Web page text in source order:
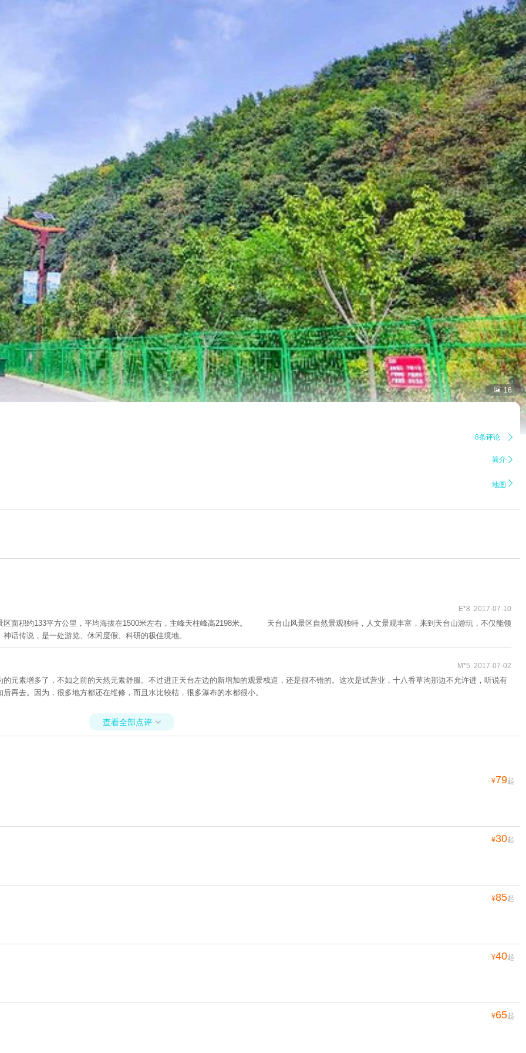
 16
8条评论 
简介 
地图 
E*8 2017-07-10
区面积约133平方公里，平均海拔在1500米左右，主峰天柱峰高2198米。 天台山风景区自然景观独特，人文景观丰富，来到天台山游玩，不仅能领
话传说，是一处游览、休闲度假、科研的极佳境地。
M*5 2017-07-02
元素增多了，不如之前的天然元素舒服。不过进正天台左边的新增加的观景栈道，还是很不错的。这次是试营业，十八香草沟那边不允许进，听说有
再去。因为，很多地方都还在维修，而且水比较枯，很多瀑布的水都很小。
查看全部点评 
¥79起
¥30起
¥85起
¥40起
¥65起